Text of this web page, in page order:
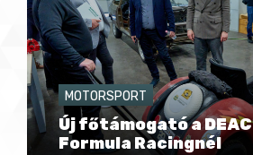
MOTORSPORT
Új főtámogató a DEAC
Formula Racingnél